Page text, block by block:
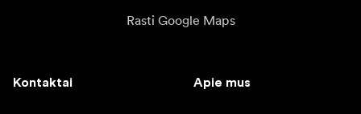
Rasti Google Maps
Kontaktai Apie mus